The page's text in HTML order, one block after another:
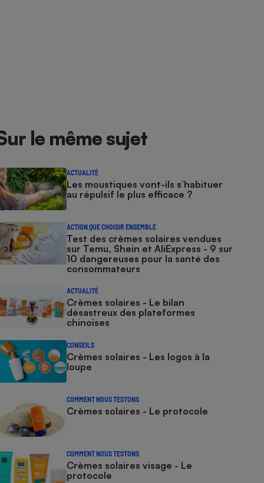
le même sujet
ACTUALITÉ
Les moustiques vont-ils s’habituer
au répulsif le plus efficace ?
ACTION QUE CHOISIR ENSEMBLE
Test des crèmes solaires vendues
sur Temu, Shein et AliExpress - 9 sur
10 dangereuses pour la santé des
consommateurs
ACTUALITÉ
Crèmes solaires - Le bilan
désastreux des plateformes
chinoises
CONSEILS
Crèmes solaires - Les logos à la
loupe
COMMENT NOUS TESTONS
Crèmes solaires - Le protocole
COMMENT NOUS TESTONS
Crèmes solaires visage - Le
protocole